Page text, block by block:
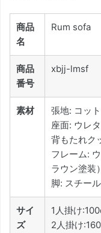
商品
名
Rum sofa
商品
番号
xbjj-lmsf
素材
張地: コッ
座面: ウレ
背もたれク
フレーム:
ラウン塗装
脚: スチール
サイ
ズ
1人掛け
2人掛け